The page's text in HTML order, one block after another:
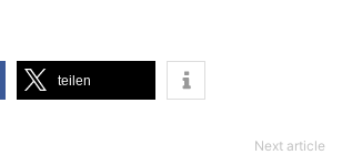
tei­len
Next article